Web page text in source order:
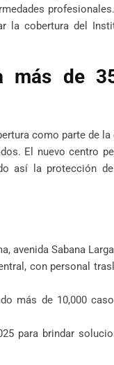
la cobertura del
de
como parte de
El nuevo centro
así la protección
avenida Sabana
con personal
más de 10,000
para brindar